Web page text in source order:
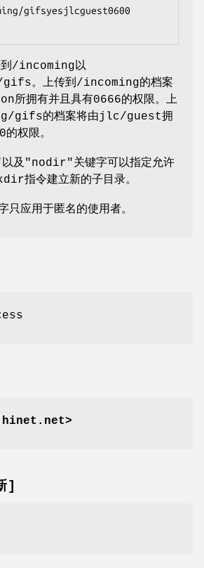
gifsyesjlcguest0600
到/incoming以
。上传到/incoming的档案
所拥有并且具有0666的权限。上
gifs的档案将由jlc/guest拥
权限。
及"nodir"关键字可以指定允许
指令建立新的子目录。
应用于匿名的使用者。
]